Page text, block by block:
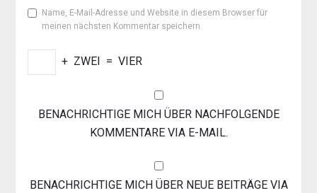
Name, E-Mail-Adresse und Website in diesem Browser für
meinen nächsten Kommentar speichern.
+ ZWEI = VIER
BENACHRICHTIGE MICH ÜBER NACHFOLGENDE
KOMMENTARE VIA E-MAIL.
BENACHRICHTIGE MICH ÜBER NEUE BEITRÄGE VIA